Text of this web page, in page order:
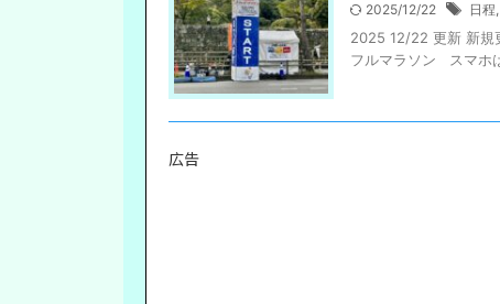
2025/12/22 日程,
2025 12/22 更新 新規
フルマラソン スマホ
広告